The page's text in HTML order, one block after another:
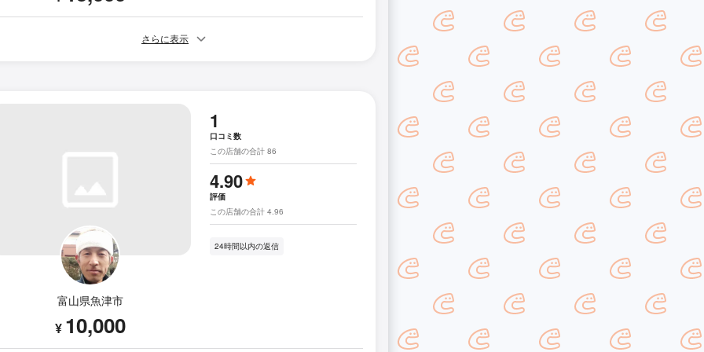
さらに表示
富山県魚津市
¥ 10,000
1
口コミ数
この店舗の合計 86
4.90
評価
この店舗の合計 4.96
24時間以内の返信